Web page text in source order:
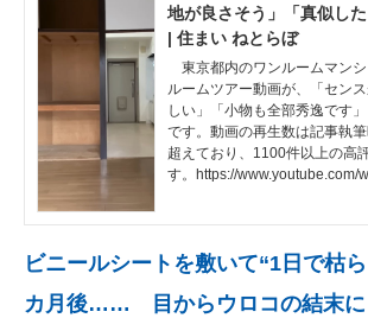
地が良さそう」「真似した
| 住まい ねとらぼ
東京都内のワンルームマン
ルームツアー動画が、「セン
しい」「小物も全部秀逸です
です。動画の再生数は記事執
超えており、1100件以上の高
す。https://www.youtube.com/
ビニールシートを敷いて“1日で枯
カ月後…… 目からウロコの結末に